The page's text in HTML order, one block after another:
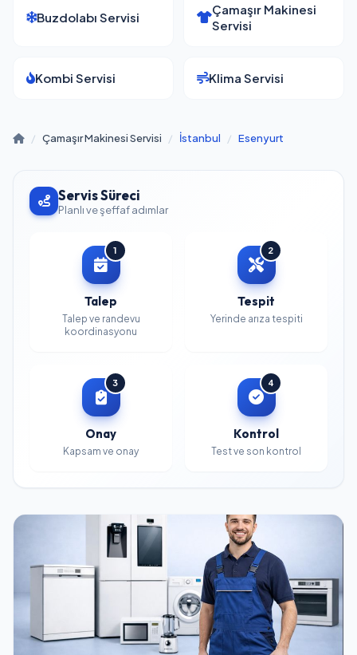
Buzdolabı Servisi
Çamaşır Makinesi
Servisi
Kombi Servisi Klima Servisi
/ Çamaşır Makinesi Servisi / İstanbul / Esenyurt
Servis Süreci
Planlı ve şeffaf adımlar
1
Talep
Talep ve randevu
koordinasyonu
2
Tespit
Yerinde arıza tespiti
3
Onay
Kapsam ve onay
4
Kontrol
Test ve son kontrol